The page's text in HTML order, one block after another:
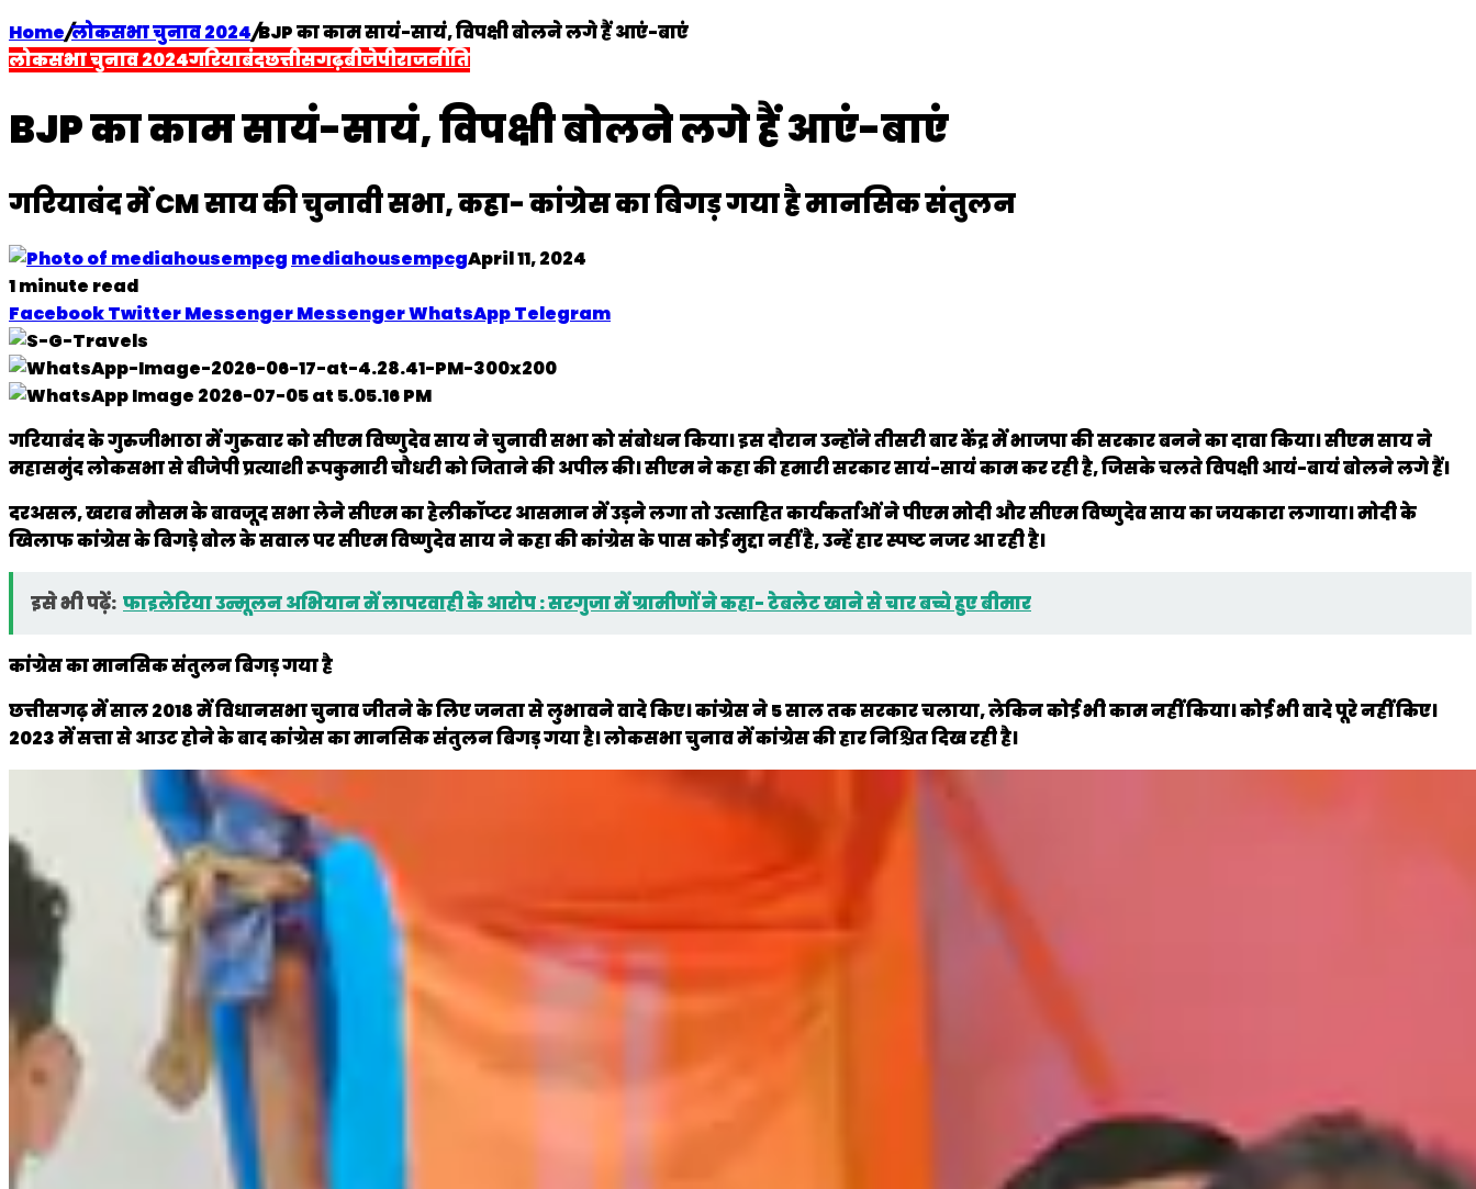
Home/लोकसभा चुनाव 2024/BJP का काम सायं-सायं, विपक्षी बोलने लगे हैं आएं-बाएं ​​​​​
लोकसभा चुनाव 2024गरियाबंदछत्तीसगढ़बीजेपीराजनीति
BJP का काम सायं-सायं, विपक्षी बोलने लगे हैं आएं-बाएं ​​​​​
गरियाबंद में CM साय की चुनावी सभा, कहा- कांग्रेस का बिगड़ गया है मानसिक संतुलन
mediahousempcgApril 11, 2024
1 minute read
FacebookTwitterMessengerMessengerWhatsAppTelegram
गरियाबंद के गुरुजीभाठा में गुरुवार को सीएम विष्णुदेव साय ने चुनावी सभा को संबोधन किया। इस दौरान उन्होंने तीसरी बार केंद्र में भाजपा की सरकार बनने का दावा किया। सीएम साय ने
महासमुंद लोकसभा से बीजेपी प्रत्याशी रूपकुमारी चौधरी को जिताने की अपील की। सीएम ने कहा की हमारी सरकार सायं-सायं काम कर रही है, जिसके चलते विपक्षी आयं-बायं बोलने लगे हैं।
दरअसल, खराब मौसम के बावजूद सभा लेने सीएम का हेलीकॉप्टर आसमान में उड़ने लगा तो उत्साहित कार्यकर्ताओं ने पीएम मोदी और सीएम विष्णुदेव साय का जयकारा लगाया। मोदी के
खिलाफ कांग्रेस के बिगड़े बोल के सवाल पर सीएम विष्णुदेव ​​​​​​​साय ने कहा की कांग्रेस के पास कोई मुद्दा नहीं है, उन्हें हार स्पष्ट नजर आ रही है।
इसे भी पढ़ें: फाइलेरिया उन्मूलन अभियान में लापरवाही के आरोप : सरगुजा में ग्रामीणों ने कहा- टेबलेट खाने से चार बच्चे हुए बीमार
कांग्रेस का मानसिक संतुलन बिगड़ गया है
छत्तीसगढ़ में साल 2018 में विधानसभा चुनाव जीतने के लिए जनता से लुभावने वादे किए। कांग्रेस ने 5 साल तक सरकार चलाया, लेकिन कोई भी काम नहीं किया। कोई भी वादे पूरे नहीं किए।
2023 में सत्ता से आउट होने के बाद कांग्रेस का मानसिक संतुलन बिगड़ गया है। लोकसभा चुनाव में कांग्रेस की हार निश्चित दिख रही है।